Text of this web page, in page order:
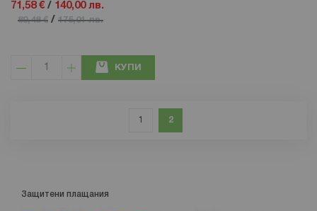
71,58 € / 140,00 лв.
89,48 € / 175,01 лв.
КУПИ
Страница
Страница
1 В момента четете страница
2
Защитени плащания